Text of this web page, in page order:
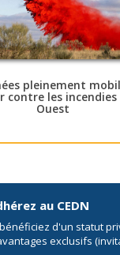
pleinement
contre les incendies
Ouest
au CEDN
d'un statut
exclusifs